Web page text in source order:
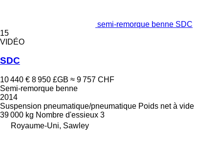
semi-remorque benne SDC
15
VIDÉO
SDC
10 440 € 8 950 £GB ≈ 9 757 CHF
Semi-remorque benne
2014
Suspension pneumatique/pneumatique Poids net à vide
39 000 kg Nombre d'essieux 3
Royaume-Uni, Sawley